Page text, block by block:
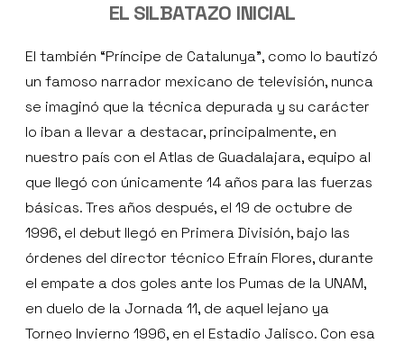
EL SILBATAZO INICIAL
El también “Príncipe de Catalunya”, como lo bautizó
un famoso narrador mexicano de televisión, nunca
se imaginó que la técnica depurada y su carácter
lo iban a llevar a destacar, principalmente, en
nuestro país con el Atlas de Guadalajara, equipo al
que llegó con únicamente 14 años para las fuerzas
básicas. Tres años después, el 19 de octubre de
1996, el debut llegó en Primera División, bajo las
órdenes del director técnico Efraín Flores, durante
el empate a dos goles ante los Pumas de la UNAM,
en duelo de la Jornada 11, de aquel lejano ya
Torneo Invierno 1996, en el Estadio Jalisco. Con esa